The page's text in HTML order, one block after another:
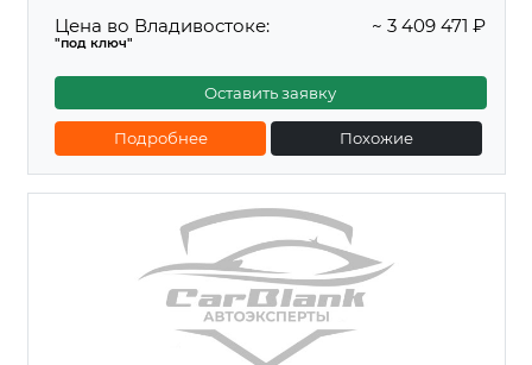
Цена во Владивостоке:
"под ключ"
~ 3 409 471 ₽
Оставить заявку
Подробнее Похожие